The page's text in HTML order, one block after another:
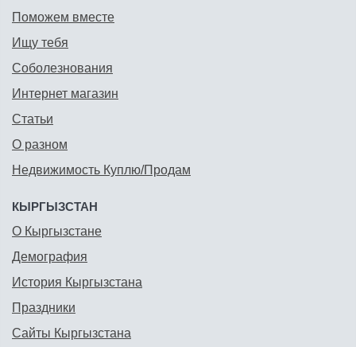
Поможем вместе
Ищу тебя
Соболезнования
Интернет магазин
Статьи
О разном
Недвижимость Куплю/Продам
КЫРГЫЗСТАН
О Кыргызстане
Демография
История Кыргызстана
Праздники
Сайты Кыргызстана